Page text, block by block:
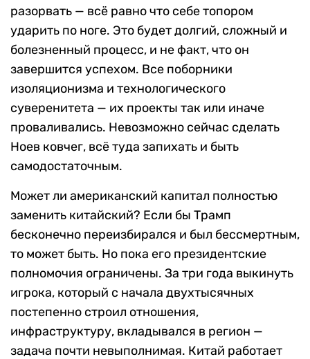
разорвать — всё равно что себе топором
ударить по ноге. Это будет долгий, сложный и
болезненный процесс, и не факт, что он
завершится успехом. Все поборники
изоляционизма и технологического
суверенитета — их проекты так или иначе
проваливались. Невозможно сейчас сделать
Ноев ковчег, всё туда запихать и быть
самодостаточным.
Может ли американский капитал полностью
заменить китайский? Если бы Трамп
бесконечно переизбирался и был бессмертным,
то может быть. Но пока его президентские
полномочия ограничены. За три года выкинуть
игрока, который с начала двухтысячных
постепенно строил отношения,
инфраструктуру, вкладывался в регион —
задача почти невыполнимая. Китай работает